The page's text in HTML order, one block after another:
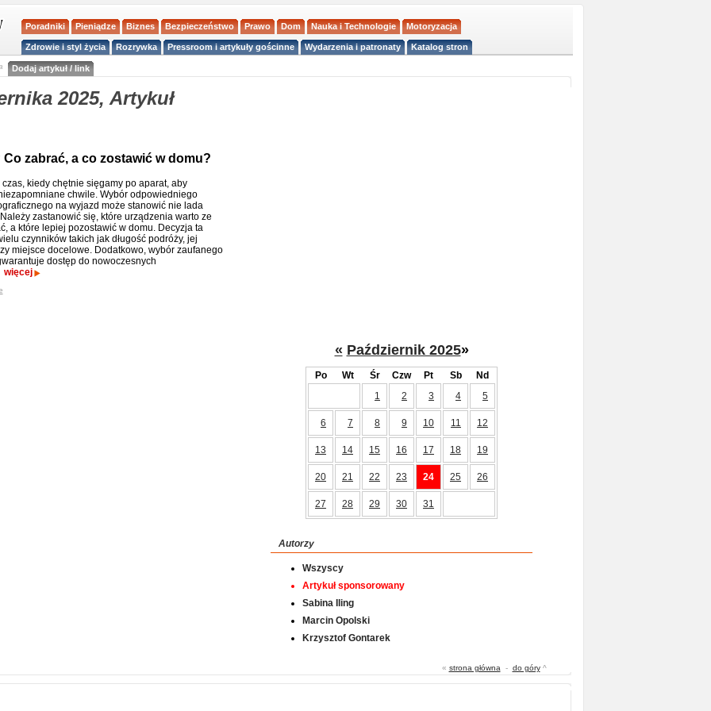
Poradniki Pieniądze Biznes Bezpieczeństwo Prawo Dom Nauka i Technologie Motoryzacja
Zdrowie i styl życia Rozrywka Pressroom i artykuły gościnne Wydarzenia i patronaty Katalog stron
Dodaj artykuł / link
2025, Artykuł
zabrać, a co zostawić w domu?
czas, kiedy chętnie sięgamy po aparat, aby
chwile. Wybór odpowiedniego
na wyjazd może stanowić nie lada
zastanowić się, które urządzenia warto ze
a które lepiej pozostawić w domu. Decyzja ta
czynników takich jak długość podróży, jej
miejsce docelowe. Dodatkowo, wybór zaufanego
dostęp do nowoczesnych
więcej
« Październik 2025»
Po Wt Śr Czw Pt Sb
Nd
1
2 3 4 5
6 7 8 9 10 11 12
13 14 15 16 17 18 19
20 21 22 23 24 25 26
27 28 29 30 31
Autorzy
Wszyscy
Artykuł sponsorowany
Sabina Iling
Marcin Opolski
Krzysztof Gontarek
« strona główna - do góry^